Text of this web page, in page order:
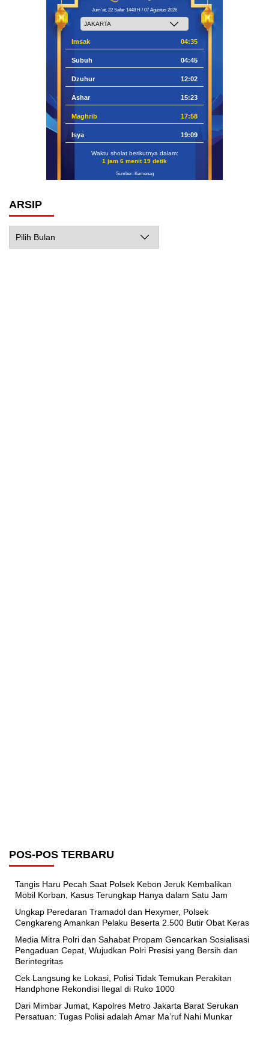
Jum'at, 22 Safar 1448 H / 07 Agustus 2026
Imsak 04:35
Subuh 04:45
Dzuhur 12:02
Ashar 15:23
Maghrib 17:58
Isya 19:09
Waktu sholat berikutnya dalam:
1 jam 6 menit 17 detik
Sumber: Kemenag
ARSIP
POS-POS TERBARU
Tangis Haru Pecah Saat Polsek Kebon Jeruk Kembalikan
Mobil Korban, Kasus Terungkap Hanya dalam Satu Jam
Ungkap Peredaran Tramadol dan Hexymer, Polsek
Cengkareng Amankan Pelaku Beserta 2.500 Butir Obat Keras
Media Mitra Polri dan Sahabat Propam Gencarkan Sosialisasi
Pengaduan Cepat, Wujudkan Polri Presisi yang Bersih dan
Berintegritas
Cek Langsung ke Lokasi, Polisi Tidak Temukan Perakitan
Handphone Rekondisi Ilegal di Ruko 1000
Dari Mimbar Jumat, Kapolres Metro Jakarta Barat Serukan
Persatuan: Tugas Polisi adalah Amar Ma’ruf Nahi Munkar